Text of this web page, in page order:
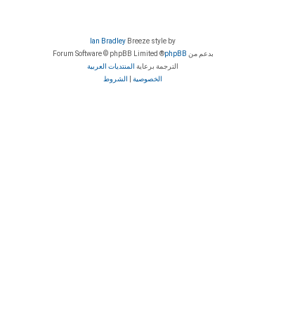
Breeze style by
Ian Bradley
بدعم من phpBB
® Forum Software © phpBB Limited
الترجمة برعاية المنتديات العربية
الخصوصية
الشروط